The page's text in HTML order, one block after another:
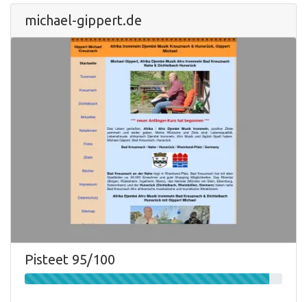
michael-gippert.de
Pisteet 95/100